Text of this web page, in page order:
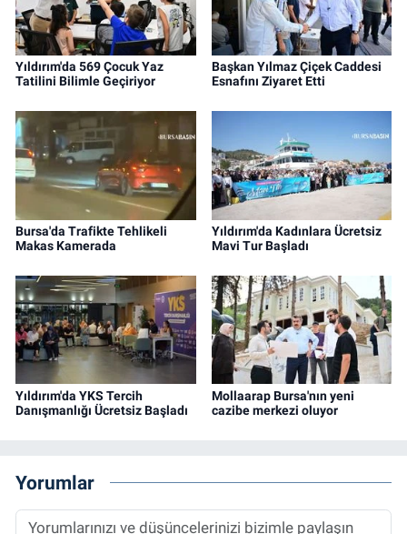
Yıldırım'da 569 Çocuk Yaz
Tatilini Bilimle Geçiriyor
Başkan Yılmaz Çiçek Caddesi
Esnafını Ziyaret Etti
Bursa'da Trafikte Tehlikeli
Makas Kamerada
Yıldırım'da Kadınlara Ücretsiz
Mavi Tur Başladı
Yıldırım'da YKS Tercih
Danışmanlığı Ücretsiz Başladı
Mollaarap Bursa'nın yeni
cazibe merkezi oluyor
Yorumlar